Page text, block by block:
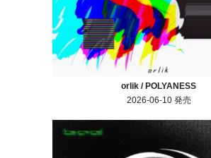
orlik / POLYANESS
2026-06-10 発売